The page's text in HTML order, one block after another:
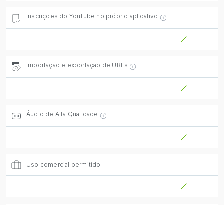
Inscrições do YouTube no próprio aplicativo
Importação e exportação de URLs
Áudio de Alta Qualidade
Uso comercial permitido